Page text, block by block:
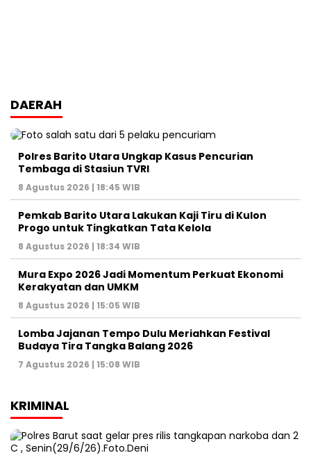
DAERAH
Polres Barito Utara Ungkap Kasus Pencurian
Tembaga di Stasiun TVRI
8 Agustus 2026 | 18:45 WIB
Pemkab Barito Utara Lakukan Kaji Tiru di Kulon
Progo untuk Tingkatkan Tata Kelola
8 Agustus 2026 | 18:34 WIB
Mura Expo 2026 Jadi Momentum Perkuat Ekonomi
Kerakyatan dan UMKM
8 Agustus 2026 | 15:05 WIB
Lomba Jajanan Tempo Dulu Meriahkan Festival
Budaya Tira Tangka Balang 2026
7 Agustus 2026 | 15:08 WIB
KRIMINAL